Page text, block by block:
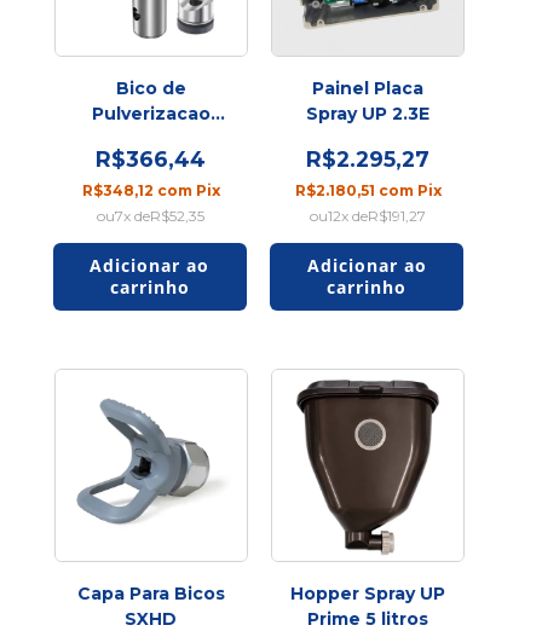
Bico de
Pulverizacao
R$366,44
R$348,12 com Pix
7x deR$52,35
Painel Placa
Spray UP 2.3E
R$2.295,27
R$2.180,51 com Pix
12x deR$191,27
Capa Para Bicos
SXHD
Hopper Spray UP
Prime 5 litros